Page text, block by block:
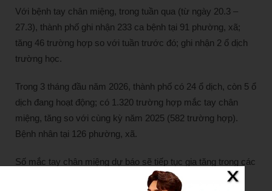
Với bệnh tay chân miệng, trong tuần qua (từ ngày 20.3 –
27.3), thành phố ghi nhận 233 ca bệnh tại 91 phường, xã;
tăng 46 trường hợp so với tuần trước đó; ghi nhận 2 ổ dịch
trường học.
Trong 3 tháng đầu năm 2026, thành phố có 24 ổ dịch, còn 5 ổ
dịch đang hoạt động; có 1.320 trường hợp mắc tay chân
miệng, tăng so với cùng kỳ năm 2025 (582 trường hợp).
Bệnh nhân tại 126 phường, xã.
Số mắc tay chân miệng dự báo sẽ tiếp tục gia tăng trong các
tuần tới. CDC Hà Nội tiếp tục phối hợp với các đơn vị tổ